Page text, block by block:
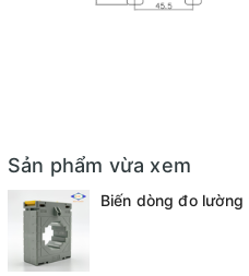
Sản phẩm vừa xem
Biến dòng đo